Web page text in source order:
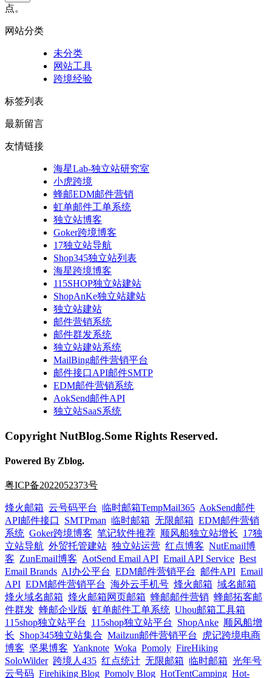
点。
网站分类
未分类
网站工具
跨境经验
标签列表
最新留言
友情链接
海星Lab-独立站研究室
小虎跨境
蜂邮EDM邮件营销
虹单邮件工单系统
独立站博客
Goker跨境博客
17独立站导航
Shop345独立站列表
海星跨境博客
115SHOP独立站建站
ShopAnKe独立站建站
独立站建站
邮件营销系统
邮件群发系统
独立站建站系统
MailBing邮件营销平台
邮件接口API邮件SMTP
EDM邮件营销系统
AokSend邮件API
独立站SaaS系统
Copyright NutBlog.Some Rights Reserved.
Powered By Zblog.
粤ICP备2022052373号
烽火邮箱 云号码平台 临时邮箱TempMail365 AokSend邮件
API邮件接口
SMTPman 临时邮箱 无限邮箱 EDM邮件营销
系统 Goker跨境博客 笔记软件推荐 顺风船独立站增长 17独
立站导航 外贸托管建站 独立站运营 红点博客 NutEmail博
客 ZunEmail博客 AotSend Email API Email API Service Best
Email Brands AI办公平台 EDM邮件营销平台 邮件API Email
API EDM邮件营销平台 海外云手机号 烽火邮箱 域名邮箱
烽火域名邮箱 烽火邮箱网页邮箱 蜂邮邮件营销 蜂邮拓客邮
件群发 蜂邮企业版 虹单邮件工单系统 Uhou邮箱工具箱
115shop独立站平台
115shop独立站平台 ShopAnke 顺风船增
长 Shop345独立站集合 Mailzun邮件营销平台
虎记跨境电商
博客 坚果博客 Yanknote Woka Pomoly FireHiking
SoloWilder 跨境人435 红点统计 无限邮箱 临时邮箱 光年号
云号码 Firehiking Blog Pomoly Blog HotTentCamping Hot-